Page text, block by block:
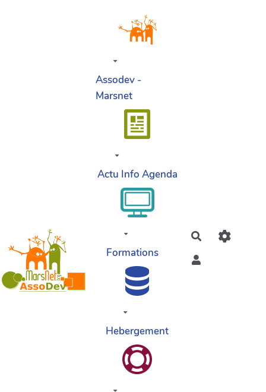
Assodev -
Marsnet
Actu Info Agenda
Formations
Hebergement
Rechercher